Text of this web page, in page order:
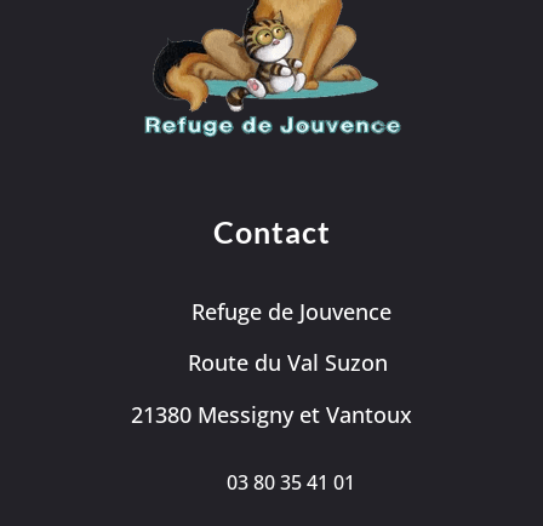
Contact
Refuge de Jouvence
Route du Val Suzon
21380 Messigny et Vantoux
03 80 35 41 01